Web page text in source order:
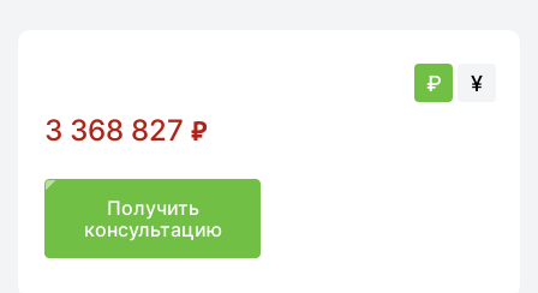
₽ ¥
3 368 827 ₽
Получить
консультацию